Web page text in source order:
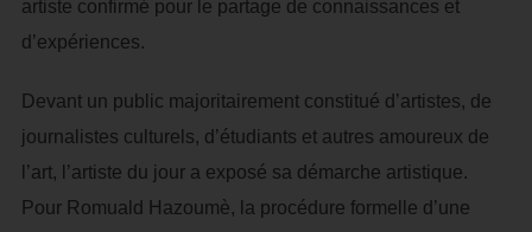
artiste confirmé pour le partage de connaissances et
d’expériences.
Devant un public majoritairement constitué d’artistes, de
journalistes culturels, d’étudiants et autres amoureux de
l’art, l’artiste du jour a exposé sa démarche artistique.
Pour Romuald Hazoumè, la procédure formelle d’une